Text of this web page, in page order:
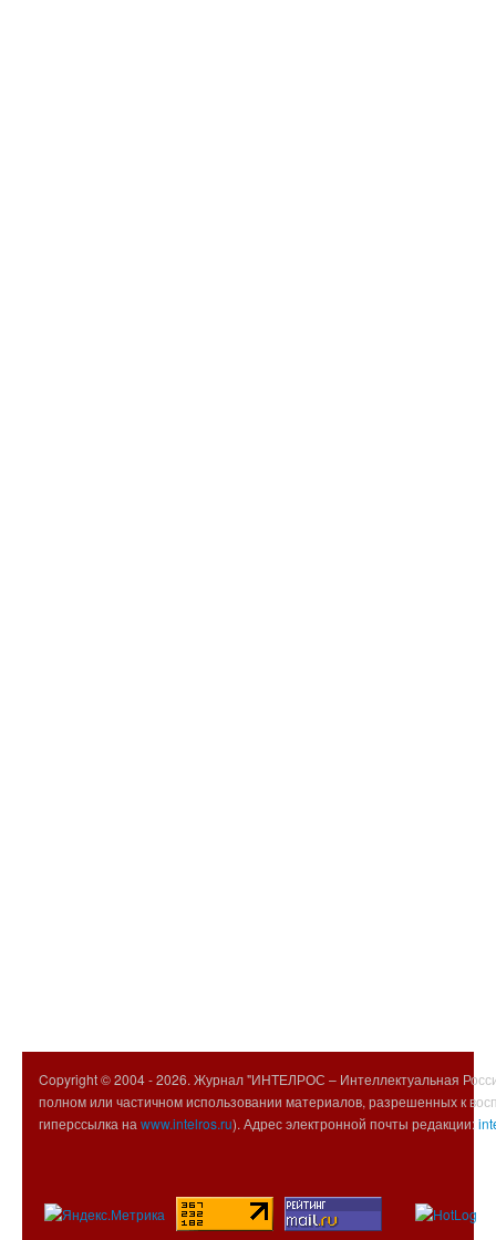
Copyright © 2004 -2026. Журнал "ИНТЕЛРОС – Интеллектуальная
полном или частичном использовании материалов, разрешенных к
гиперссылка на www.intelros.ru). Адрес электронной почты редакции: